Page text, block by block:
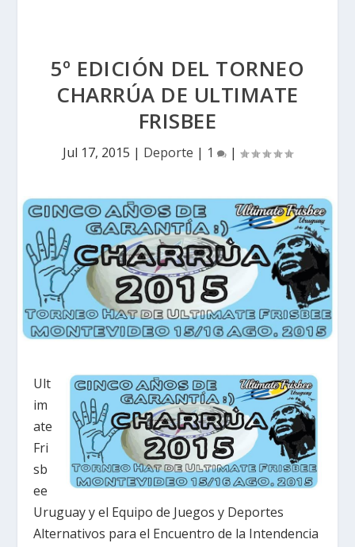
5º EDICIÓN DEL TORNEO
CHARRÚA DE ULTIMATE
FRISBEE
Jul 17, 2015 | Deporte | 1 |
Ult
im
ate
Fri
sb
ee
Uruguay y el Equipo de Juegos y Deportes
Alternativos para el Encuentro de la Intendencia